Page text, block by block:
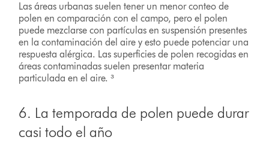
Las áreas urbanas suelen tener un menor conteo de
polen en comparación con el campo, pero el polen
puede mezclarse con partículas en suspensión presentes
en la contaminación del aire y esto puede potenciar una
respuesta alérgica. Las superficies de polen recogidas en
áreas contaminadas suelen presentar materia
particulada en el aire. ³
6. La temporada de polen puede durar
casi todo el año